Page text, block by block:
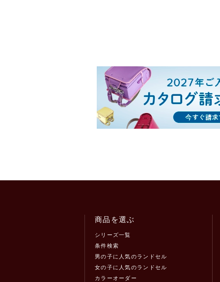
商品を選ぶ
シリーズ一覧
条件検索
男の子に人気のランドセル
女の子に人気のランドセル
カラーオーダー